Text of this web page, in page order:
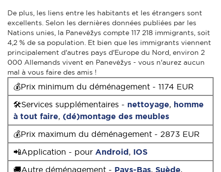
De plus, les liens entre les habitants et les étrangers sont
excellents. Selon les dernières données publiées par les
Nations unies, la Panevėžys compte 117 218 immigrants, soit
4,2 % de sa population. Et bien que les immigrants viennent
principalement d'autres pays d'Europe du Nord, environ 2
000 Allemands vivent en Panevėžys - vous n'aurez aucun
mal à vous faire des amis !
💰Prix minimum du déménagement - 1174 EUR
🛠Services supplémentaires - nettoyage, homme
à tout faire, (dé)montage des meubles
💰Prix maximum du déménagement - 2873 EUR
📲Application - pour Android, IOS
🚚Autre déménagement - Pays-Bas, Suède,